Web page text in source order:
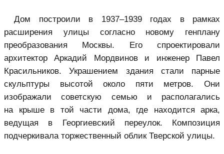
Дом построили в 1937–1939 годах в рамках
расширения улицы согласно новому генплану
преобразования Москвы. Его спроектировали
архитектор Аркадий Мордвинов и инженер Павел
Красильников. Украшением здания стали парные
скульптуры высотой около пяти метров. Они
изображали советскую семью и располагались
на крыше в той части дома, где находится арка,
ведущая в Георгиевский переулок. Композиция
подчеркивала торжественный облик Тверской улицы.